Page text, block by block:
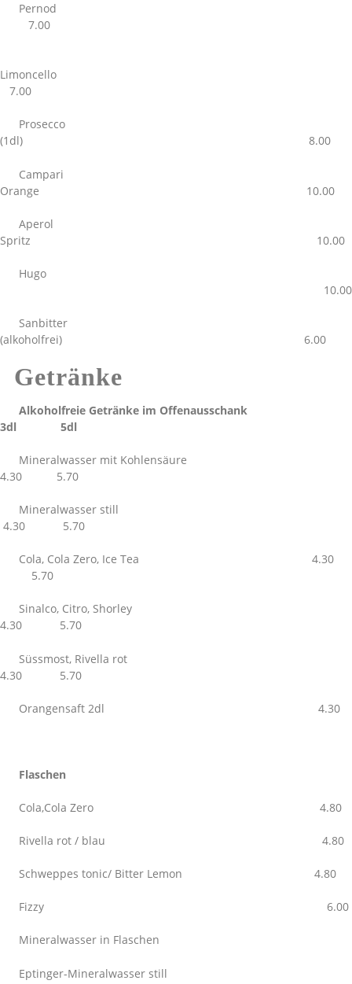
Pernod
7.00
Limoncello
7.00
Prosecco
(1dl) 8.00
Campari
Orange 10.00
Aperol
Spritz 10.00
Hugo
10.00
Sanbitter
(alkoholfrei) 6.00
Getränke
Alkoholfreie Getränke im Offenausschank
3dl 5dl
Mineralwasser mit Kohlensäure
4.30 5.70
Mineralwasser still
4.30 5.70
Cola, Cola Zero, Ice Tea 4.30
5.70
Sinalco, Citro, Shorley
4.30 5.70
Süssmost, Rivella rot
4.30 5.70
Orangensaft 2dl 4.30
Flaschen
Cola,Cola Zero 4.80
Rivella rot / blau 4.80
Schweppes tonic/ Bitter Lemon 4.80
Fizzy 6.00
Mineralwasser in Flaschen
Eptinger-Mineralwasser still